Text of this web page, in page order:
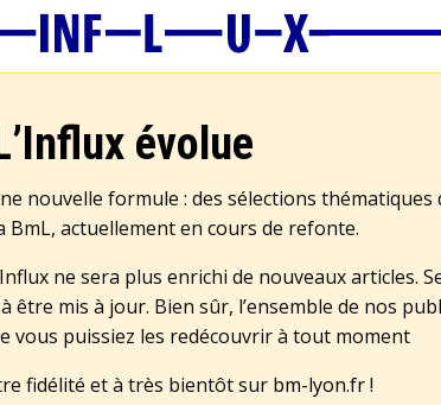
évolue
nouvelle formule : des sélections
BmL, actuellement en cours de refonte.
ne sera plus enrichi de nouveaux articles.
mis à jour. Bien sûr, l’ensemble de nos
vous puissiez les redécouvrir à tout moment
fidélité et à très bientôt sur bm-lyon.fr!